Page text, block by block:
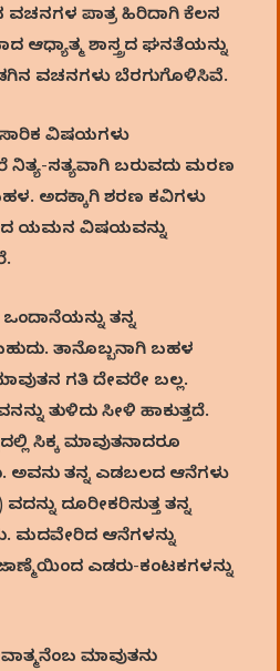
ಪಾತ್ರ ಹಿರಿದಾಗಿ ಕೆಲಸ
ಆಧ್ಯಾತ್ಮ ಶಾಸ್ತ್ರದ ಘನತೆಯನ್ನು
ವಚನಗಳು ಬೆರಗುಗೊಳಿಸಿವೆ.
ವಿಷಯಗಳು
ನಿತ್ಯ-ಸತ್ಯವಾಗಿ ಬರುವದು ಮರಣ
ಅದಕ್ಕಾಗಿ ಶರಣ ಕವಿಗಳು
ಯಮನ ವಿಷಯವನ್ನು
ತನ್ನ
ತಾನೊಬ್ಬನಾಗಿ ಬಹಳ
ಗತಿ ದೇವರೇ ಬಲ್ಲ.
ತುಳಿದು ಸೀಳಿ ಹಾಕುತ್ತದೆ.
ಸಿಕ್ಕ ಮಾವುತನಾದರೂ
ಅವನು ತನ್ನ ಎಡಬಲದ ಆನೆಗಳು
ದೂರೀಕರಿಸುತ್ತ ತನ್ನ
ಮದವೇರಿದ ಆನೆಗಳನ್ನು
ಎಡರು-ಕಂಟಕಗಳನ್ನು
ಮಾವುತನು